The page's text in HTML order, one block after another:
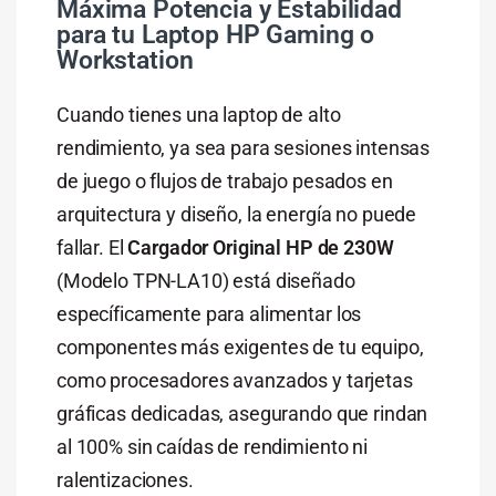
Máxima Potencia y Estabilidad
para tu Laptop HP Gaming o
Workstation
Cuando tienes una laptop de alto
rendimiento, ya sea para sesiones intensas
de juego o flujos de trabajo pesados en
arquitectura y diseño, la energía no puede
fallar. ElCargador Original HP de 230W
(Modelo TPN-LA10) está diseñado
específicamente para alimentar los
componentes más exigentes de tu equipo,
como procesadores avanzados y tarjetas
gráficas dedicadas, asegurando que rindan
al 100% sin caídas de rendimiento ni
ralentizaciones.